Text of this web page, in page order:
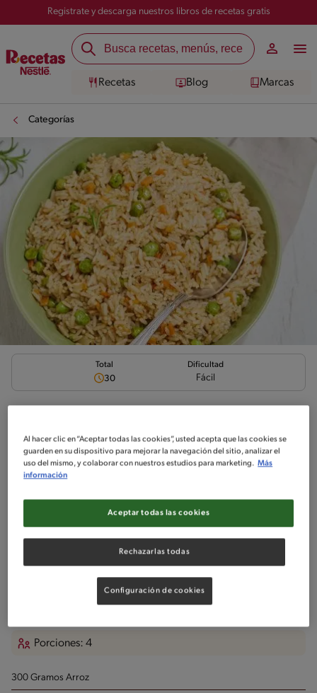
Registrate y descarga nuestros libros de recetas gratis
Recetas Blog Marcas
Categorías
Total
30
Dificultad
Fácil
Sin nueces de árbol Sin maní
Ingredientes
Porciones: 4
300 Gramos Arroz
Al hacer clic en “Aceptar todas las cookies”, usted acepta que las cookies se
guarden en su dispositivo para mejorar la navegación del sitio, analizar el
uso del mismo, y colaborar con nuestros estudios para marketing. Más
información
Rechazarlas todas
Aceptar todas las cookies
Configuración de cookies